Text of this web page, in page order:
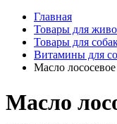
Главная
Товары для
Товары для
Витамины для
Масло
Масло